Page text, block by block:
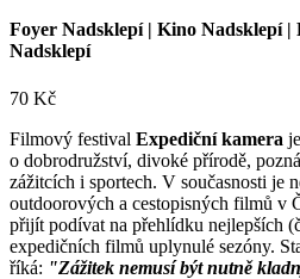
Foyer Nadsklepí | Kino Nadsklepí |
Nadsklepí
70 Kč
Filmový festival Expediční kamera
o dobrodružství, divoké přírodě,
zážitcích i sportech. V současnosti je
outdoorových a cestopisných filmů v
přijít podívat na přehlídku nejlepších
expedičních filmů uplynulé sezóny.
říká: "Zážitek nemusí být nutně